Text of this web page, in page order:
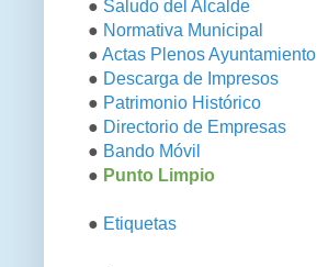
● Saludo del Alcalde
● Normativa Municipal
● Actas Plenos Ayuntamiento
● Descarga de Impresos
● Patrimonio Histórico
● Directorio de Empresas
● Bando Móvil
● Punto Limpio
● Etiquetas